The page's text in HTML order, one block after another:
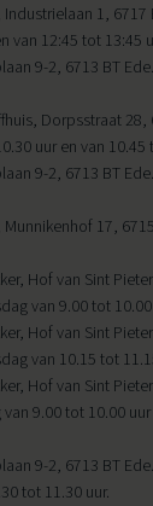
1, 6717
van 12:45 tot 13:45
9-2, 6713 BT
Dorpsstraat 28,
uur en van 10.45
9-2, 6713 BT
17,
Hof van Sint
van 9.00 tot 10.00
Hof van Sint
van 10.15 tot
Hof van Sint
9.00 tot 10.00
9-2, 6713 BT
tot 11.30 uur.